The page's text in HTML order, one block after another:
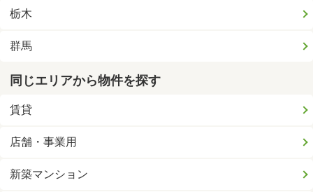
栃木
群馬
同じエリアから物件を探す
賃貸
店舗・事業用
新築マンション